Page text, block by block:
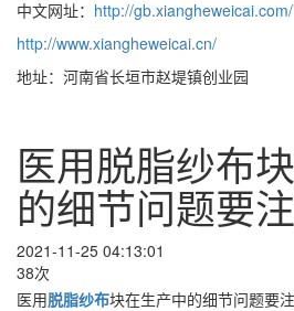
中文网址： http://gb.xiangheweicai.com/
http://www.xiangheweicai.cn/
地址：河南省长垣市赵堤镇创业园
医用脱脂纱布
的细节问题要
2021-11-25 04:13:01
38次
医用脱脂纱布块在生产中的细节问题要